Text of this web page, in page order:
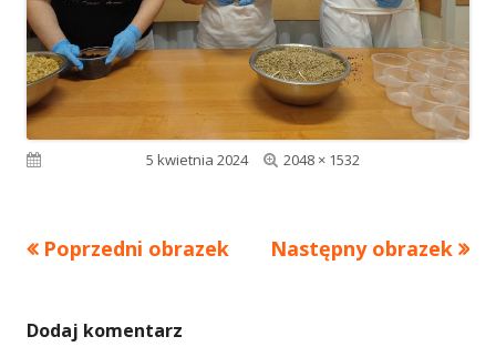
Opublikowano5 kwietnia 2024
Pełny
2048 × 1532
Poprzedni obrazek Następny obrazek
Dodaj komentarz